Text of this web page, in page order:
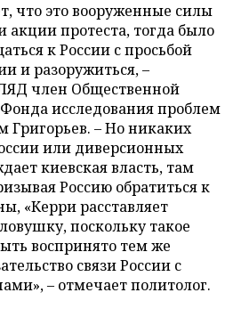
что это вооруженные силы
акции протеста, тогда было
к России с просьбой
и разоружиться,–
член Общественной
исследования проблем
– Но никаких
или диверсионных
киевская власть, там
Россию обратиться к
«Керри расставляет
поскольку такое
воспринято тем же
связи России с
– отмечает политолог.